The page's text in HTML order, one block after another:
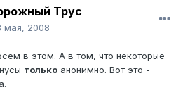
Трус
мая, 2008
в этом. А в том, что некоторые
только анонимно. Вот это -